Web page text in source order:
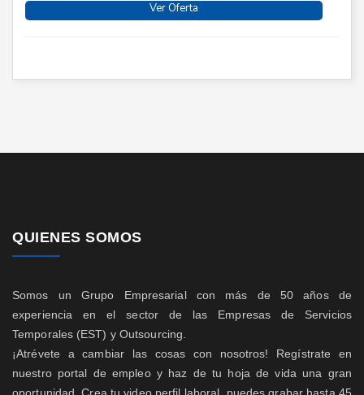
Ver Oferta
QUIENES SOMOS
Somos un Grupo Empresarial con más de 50 años de
experiencia en el sector de las Empresas de Servicios
Temporales (EST) y Outsourcing.
¡Atrévete a cambiar las cosas con nosotros! Regístrate en
nuestro portal de empleo y haz de tu hoja de vida una gran